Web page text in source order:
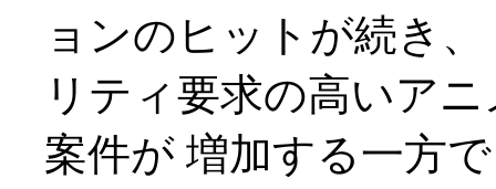
ョンのヒットが続き
リティ要求の高いア
案件が 増加する一方